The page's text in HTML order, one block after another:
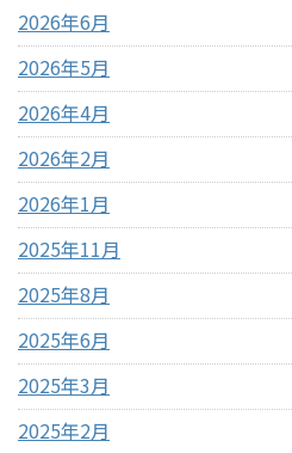
2026年6月
2026年5月
2026年4月
2026年2月
2026年1月
2025年11月
2025年8月
2025年6月
2025年3月
2025年2月